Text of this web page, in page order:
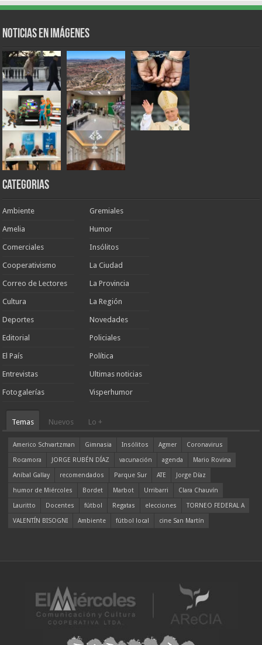
Noticias en Imágenes
Categorias
Ambiente
Amelia
Comerciales
Cooperativismo
Correo de Lectores
Cultura
Deportes
Editorial
El País
Entrevistas
Fotogalerías
Gremiales
Humor
Insólitos
La Ciudad
La Provincia
La Región
Novedades
Policiales
Política
Ultimas noticias
Visperhumor
Temas Nuevos Lo +
Americo Schvartzman Gimnasia Insólitos Agmer
Coronavirus
Rocamora
JORGE RUBÉN DÍAZ vacunación agenda
Mario Rovina
Aníbal Gallay
recomendados Parque Sur ATE
Jorge Díaz
humor de Miércoles
Bordet Marbot Urribarri
Clara Chauvín
Lauritto
Docentes fútbol Regatas elecciones
TORNEO FEDERAL A
VALENTÍN BISOGNI
Ambiente fútbol local cine San Martín